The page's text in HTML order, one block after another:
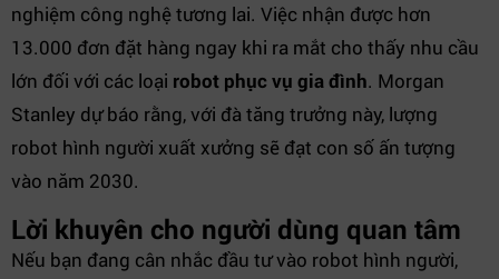
nghiệm công nghệ tương lai. Việc nhận được hơn
13.000 đơn đặt hàng ngay khi ra mắt cho thấy nhu cầu
lớn đối với các loại robot phục vụ gia đình. Morgan
Stanley dự báo rằng, với đà tăng trưởng này, lượng
robot hình người xuất xưởng sẽ đạt con số ấn tượng
vào năm 2030.
Lời khuyên cho người dùng quan tâm
Nếu bạn đang cân nhắc đầu tư vào robot hình người,